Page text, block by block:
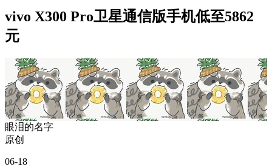
vivo X300 Pro卫星通信版手机低至5862
元
眼泪的名字
原创
06-18